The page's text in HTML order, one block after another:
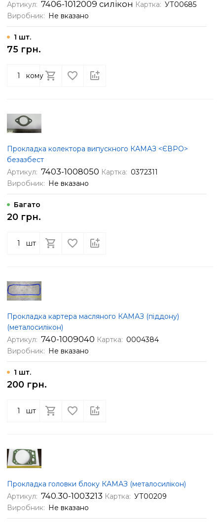
Артикул: 7406-1012009 силікон Картка: УТ00685
Виробник:
Не вказано
1 шт.
75 грн.
кому
Прокладка колектора випускного КАМАЗ <ЄВРО>
безазбест
Артикул: 7403-1008050 Картка: 0372311
Виробник:
Не вказано
Багато
20 грн.
шт
Прокладка картера масляного КАМАЗ (піддону)
(металосилікон)
Артикул: 740-1009040 Картка: 0004384
Виробник:
Не вказано
1 шт.
200 грн.
шт
Прокладка головки блоку КАМАЗ (металосилікон)
Артикул: 740.30-1003213 Картка: УТ00209
Виробник:
Не вказано